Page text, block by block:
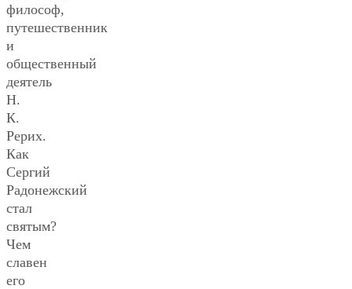
философ,
путешественник
и
общественный
деятель
Н.
К.
Рерих.
Как
Сергий
Радонежский
стал
святым?
Чем
славен
его